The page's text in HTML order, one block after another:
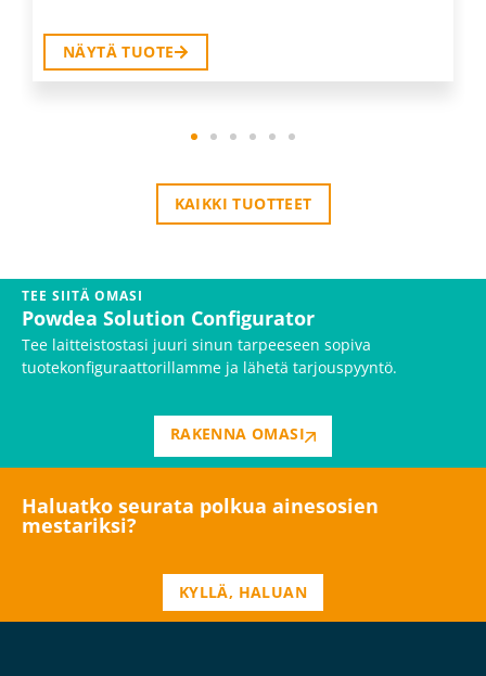
NÄYTÄ TUOTE
KAIKKI TUOTTEET
TEE SIITÄ OMASI
Powdea Solution Configurator
Tee laitteistostasi juuri sinun tarpeeseen sopiva
tuotekonfiguraattorillamme ja lähetä tarjouspyyntö.
RAKENNA OMASI
Haluatko seurata polkua ainesosien
mestariksi?
KYLLÄ, HALUAN